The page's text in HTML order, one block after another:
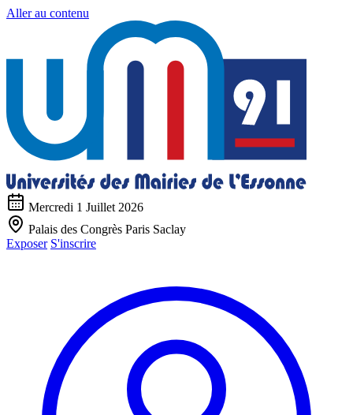
Aller au contenu
Mercredi 1 Juillet 2026
Palais des Congrès Paris Saclay
Exposer S'inscrire